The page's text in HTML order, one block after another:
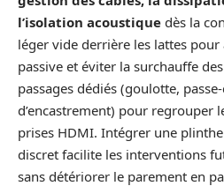
l’isolation acoustique dès la
léger vide derrière les lattes
passive et éviter la surchauffe
passages dédiés (goulotte,
d’encastrement) pour regrouper
prises HDMI. Intégrer une
discret facilite les interventions
sans détériorer le parement en